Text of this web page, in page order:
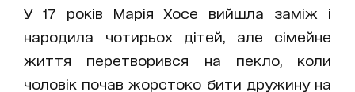
У 17 років Марія Хосе вийшла заміж і
народила чотирьох дітей, але сімейне
життя перетворився на пекло, коли
чоловік почав жорстоко бити дружину на